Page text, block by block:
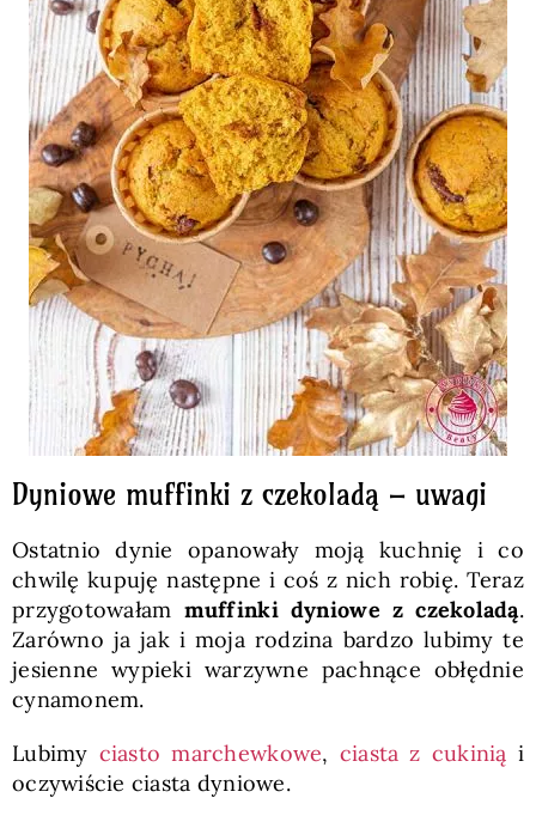
Dyniowe muffinki z czekoladą – uwagi
Ostatnio dynie opanowały moją kuchnię i co
chwilę kupuję następne i coś z nich robię. Teraz
przygotowałam muffinki dyniowe z czekoladą.
Zarówno ja jak i moja rodzina bardzo lubimy te
jesienne wypieki warzywne pachnące obłędnie
cynamonem.
Lubimy ciasto marchewkowe, ciasta z cukinią i
oczywiście ciasta dyniowe.